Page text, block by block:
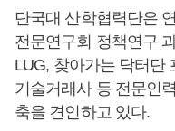
단국대 산학협력단은
전문연구회 정책연구
LUG, 찾아가는 닥터단
기술거래사 등 전문인
축을 견인하고 있다.